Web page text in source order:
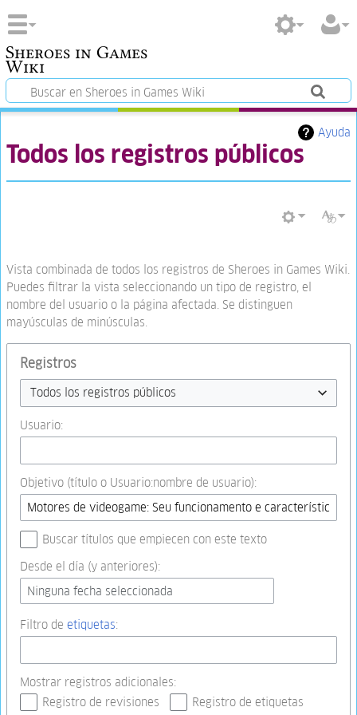
Sheroes in Games
Wiki
Ayuda
Todos los registros públicos
Vista combinada de todos los registros de Sheroes in Games Wiki.
Puedes filtrar la vista seleccionando un tipo de registro, el
nombre del usuario o la página afectada. Se distinguen
mayúsculas de minúsculas.
Registros
Todos los registros públicos
Usuario:
Objetivo (título o Usuario:nombre de usuario):
Buscar títulos que empiecen con este texto
Desde el día (y anteriores):
Ninguna fecha seleccionada
Filtro de etiquetas:
Mostrar registros adicionales:
Registro de revisiones
Registro de etiquetas